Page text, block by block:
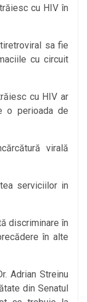
cu HIV în
sa fie
cu circuit
cu HIV ar
o perioada de
virală
serviciilor in
discriminare în
în alte
Adrian Streinu
din Senatul